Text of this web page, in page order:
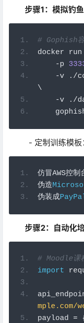
步骤1：模拟钓
# Gophish容
docker run
-p
-v ./
\
-v ./
- 定制训练模板
仿冒AWS控制
伪造
伪装成
步骤2：自动化
# Moodle课
import
mple.com/
payload =